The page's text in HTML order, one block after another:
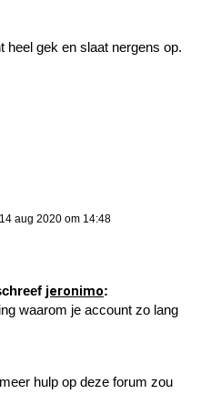
heel gek en slaat nergens op.
aug 2020 om 14:48
jeronimo:
waarom je account zo lang
hulp op deze forum zou